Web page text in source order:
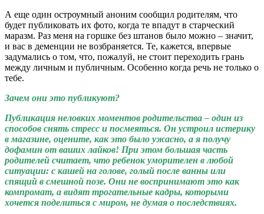
А еще один остроумный аноним сообщил родителям, что
будет публиковать их фото, когда те впадут в старческий
маразм. Раз меня на горшке без штанов было можно – значит,
и вас в деменции не возбраняется. Те, кажется, впервые
задумались о том, что, пожалуй, не стоит переходить грань
между личным и публичным. Особенно когда речь не только о
тебе.
Зачем они это публикуют?
Публикация неловких моментов родительства – один из
способов снять стресс и посмеяться. Он устроил истерику
в магазине, оцените, как это было ужасно, а я получу
дофамин от ваших лайков! При этом большая часть
родителей считает, что ребенок уморителен в любой
ситуации: с кашей на голове, голый после ванны или
спящий в смешной позе. Они не воспринимают это как
компромат, а видят трогательные кадры, которыми
хочется поделиться с миром, не думая о последствиях.